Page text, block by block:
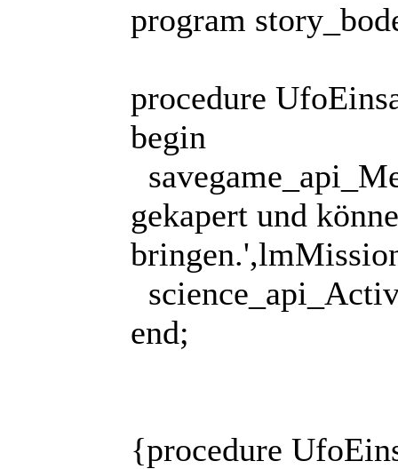
program
procedure
begin
gekapert und
end;
{procedure